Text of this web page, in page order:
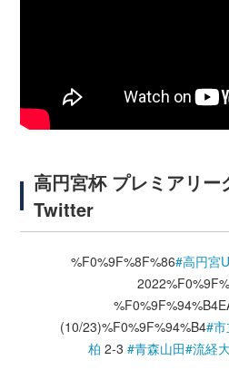
高円宮杯 プレミアリー
Twitter
%F0%9F%8F%86#高円宮
(10/23)%F0%9F%94%B4#市
柏 2-3 #青森山田#流経